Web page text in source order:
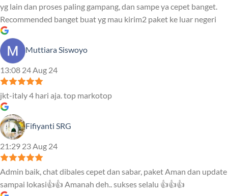
yg lain dan proses paling gampang, dan sampe ya cepet banget.
Recommended banget buat yg mau kirim2 paket ke luar negeri
Muttiara Siswoyo
13:08 24 Aug 24
jkt-italy 4 hari aja. top markotop
Fifiyanti SRG
21:29 23 Aug 24
Admin baik, chat dibales cepet dan sabar, paket Aman dan update
sampai lokasi👍👍 Amanah deh.. sukses selalu 👍👍👍